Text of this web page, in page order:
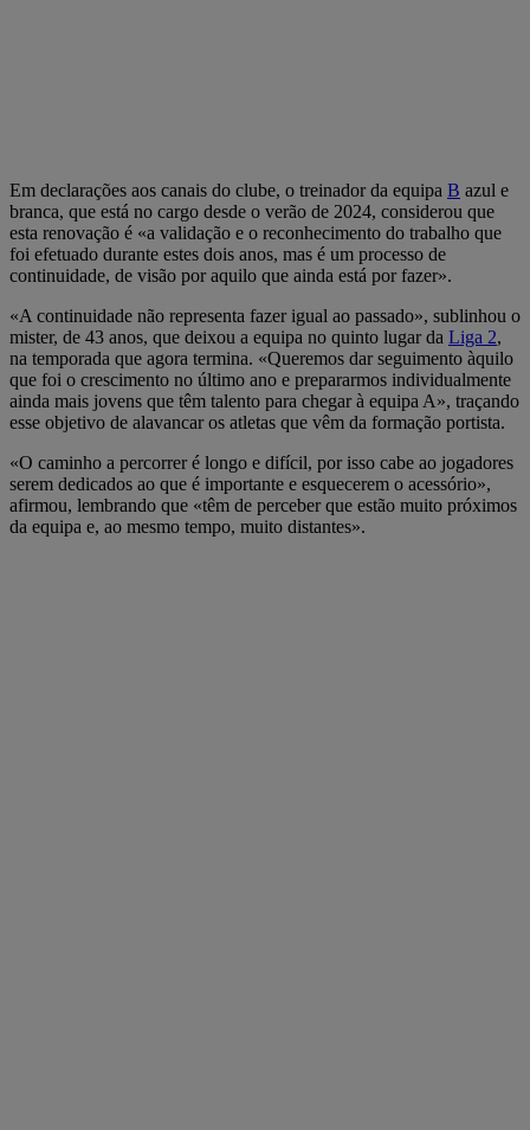
Em declarações aos canais do clube, o treinador da equipa B azul e
branca, que está no cargo desde o verão de 2024, considerou que
esta renovação é «a validação e o reconhecimento do trabalho que
foi efetuado durante estes dois anos, mas é um processo de
continuidade, de visão por aquilo que ainda está por fazer».
«A continuidade não representa fazer igual ao passado», sublinhou o
mister, de 43 anos, que deixou a equipa no quinto lugar da Liga 2,
na temporada que agora termina. «Queremos dar seguimento àquilo
que foi o crescimento no último ano e prepararmos individualmente
ainda mais jovens que têm talento para chegar à equipa A», traçando
esse objetivo de alavancar os atletas que vêm da formação portista.
«O caminho a percorrer é longo e difícil, por isso cabe ao jogadores
serem dedicados ao que é importante e esquecerem o acessório»,
afirmou, lembrando que «têm de perceber que estão muito próximos
da equipa e, ao mesmo tempo, muito distantes».